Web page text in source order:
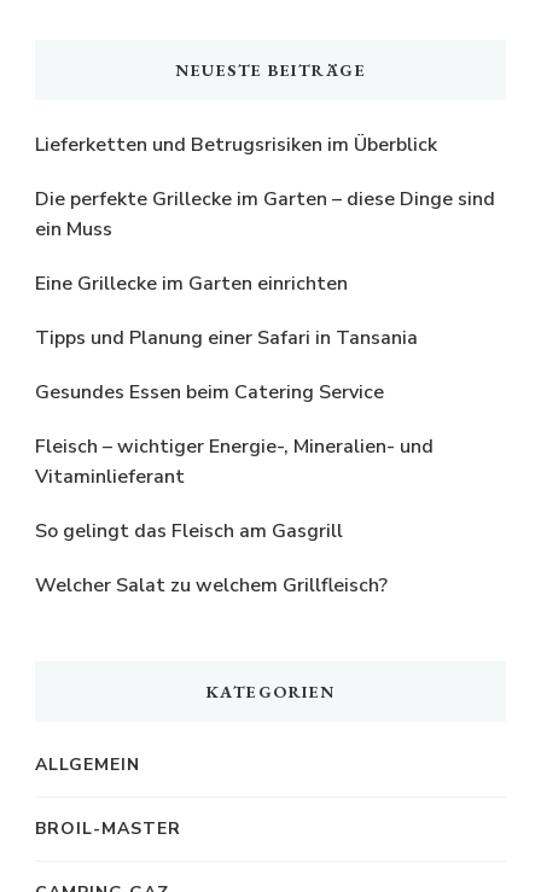
NEUESTE BEITRÄGE
Lieferketten und Betrugsrisiken im Überblick
Die perfekte Grillecke im Garten – diese Dinge sind
ein Muss
Eine Grillecke im Garten einrichten
Tipps und Planung einer Safari in Tansania
Gesundes Essen beim Catering Service
Fleisch – wichtiger Energie-, Mineralien- und
Vitaminlieferant
So gelingt das Fleisch am Gasgrill
Welcher Salat zu welchem Grillfleisch?
KATEGORIEN
ALLGEMEIN
BROIL-MASTER